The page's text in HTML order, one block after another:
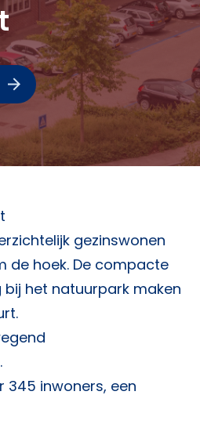
gezinswonen
de hoek. De compacte
het natuurpark maken
345 inwoners, een